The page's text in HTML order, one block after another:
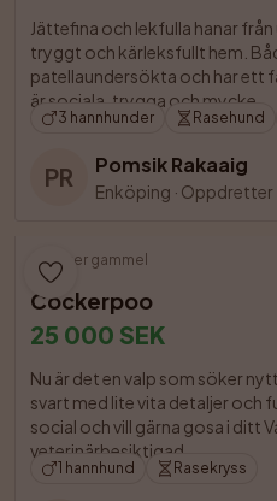
Jättefina och lekfulla hanar
tryggt och kärleksfullt hem.
patellaundersökta och har ett
är sociala, trygga och mycke
3 hannhunder Rasehund
PR Pomsik Rakaaig
Enköping · Oppdretter
11 uker gammel
Cockerpoo
25 000 SEK
Nu är det en valp som söker
svart med lite vita detaljer och
social och vill gärna gosa i ditt
veterinärbesiktigad
1 hannhund Rasekryss